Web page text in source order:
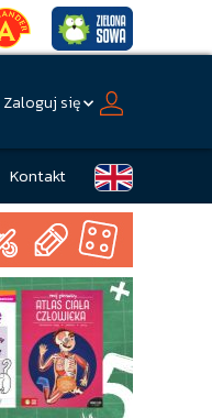
Zaloguj się
Kontakt